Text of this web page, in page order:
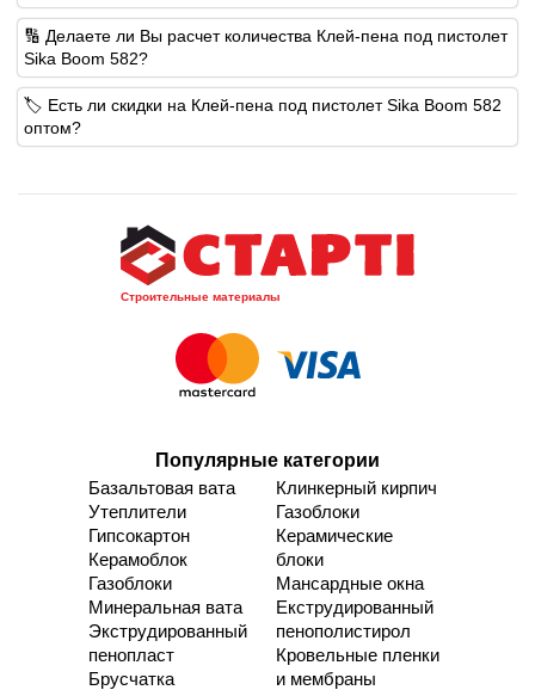
🔢 Делаете ли Вы расчет количества Клей-пена под пистолет
Sika Boom 582?
🏷️ Есть ли скидки на Клей-пена под пистолет Sika Boom 582
оптом?
Строительные материалы
Популярные категории
Базальтовая вата
Утеплители
Гипсокартон
Керамоблок
Газоблоки
Минеральная вата
Экструдированный
пенопласт
Брусчатка
Клинкерный кирпич
Газоблоки
Керамические
блоки
Мансардные окна
Екструдированный
пенополистирол
Кровельные пленки
и мембраны